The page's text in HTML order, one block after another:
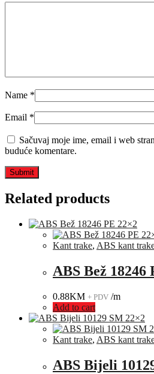
Name *
Email *
Sačuvaj moje ime, email i web
buduće komentare.
Related products
Kant trake, ABS kant
ABS Bež 18246
0.88KM + PDV /m
Add to cart
Kant trake, ABS kant
ABS Bijeli